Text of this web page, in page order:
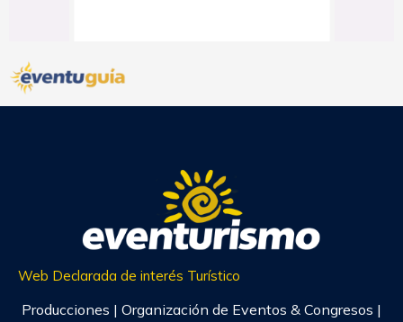
Web Declarada de interés Turístico
Producciones | Organización de Eventos & Congresos |